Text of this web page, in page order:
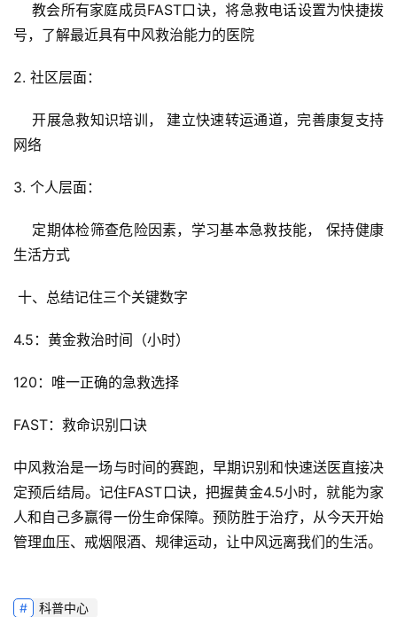
教会所有家庭成员FAST口诀，将急救电话设置为快捷拨
号，了解最近具有中风救治能力的医院
2. 社区层面：
开展急救知识培训， 建立快速转运通道，完善康复支持
网络
3. 个人层面：
定期体检筛查危险因素，学习基本急救技能， 保持健康
生活方式
十、总结记住三个关键数字
4.5：黄金救治时间（小时）
120：唯一正确的急救选择
FAST：救命识别口诀
中风救治是一场与时间的赛跑，早期识别和快速送医直接决
定预后结局。记住FAST口诀，把握黄金4.5小时，就能为家
人和自己多赢得一份生命保障。预防胜于治疗，从今天开始
管理血压、戒烟限酒、规律运动，让中风远离我们的生活。
科普中心